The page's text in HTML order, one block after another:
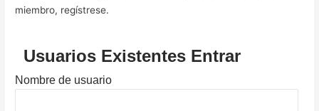
miembro, regístrese.
Usuarios Existentes Entrar
Nombre de usuario